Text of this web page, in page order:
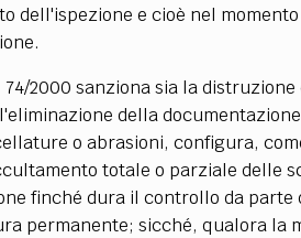
dell'ispezione e cioè nel
74/2000 sanziona sia la distruzione
della
o abrasioni, configura,
totale o parziale delle
finché dura il controllo da
permanente; sicché, qualora la